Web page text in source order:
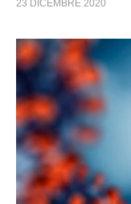
23 DICEMBRE 2020